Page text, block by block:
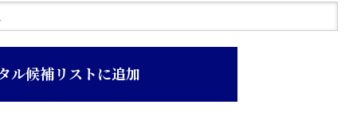
ル候補リストに追加